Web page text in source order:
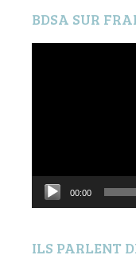
BDSA SUR
00:00
ILS PARLENT